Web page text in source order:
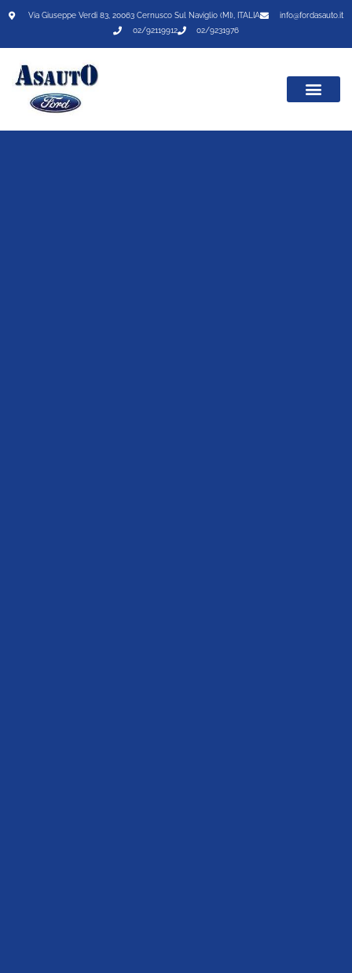
Via Giuseppe Verdi 83, 20063 Cernusco Sul Naviglio (MI), ITALIA
info@fordasauto.it
02/92119912
02/9231976